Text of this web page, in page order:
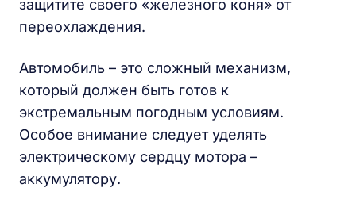
защитите своего «железного коня» от
переохлаждения.
Автомобиль – это сложный механизм,
который должен быть готов к
экстремальным погодным условиям.
Особое внимание следует уделять
электрическому сердцу мотора –
аккумулятору.